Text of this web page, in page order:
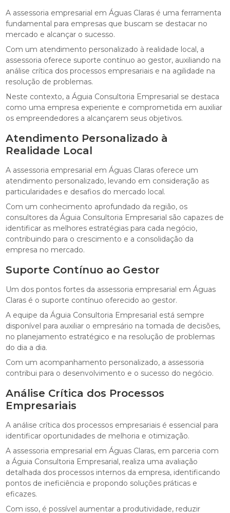
A assessoria empresarial em Águas Claras é uma ferramenta
fundamental para empresas que buscam se destacar no
mercado e alcançar o sucesso.
Com um atendimento personalizado à realidade local, a
assessoria oferece suporte contínuo ao gestor, auxiliando na
análise crítica dos processos empresariais e na agilidade na
resolução de problemas.
Neste contexto, a Águia Consultoria Empresarial se destaca
como uma empresa experiente e comprometida em auxiliar
os empreendedores a alcançarem seus objetivos.
Atendimento Personalizado à
Realidade Local
A assessoria empresarial em Águas Claras oferece um
atendimento personalizado, levando em consideração as
particularidades e desafios do mercado local.
Com um conhecimento aprofundado da região, os
consultores da Águia Consultoria Empresarial são capazes de
identificar as melhores estratégias para cada negócio,
contribuindo para o crescimento e a consolidação da
empresa no mercado.
Suporte Contínuo ao Gestor
Um dos pontos fortes da assessoria empresarial em Águas
Claras é o suporte contínuo oferecido ao gestor.
A equipe da Águia Consultoria Empresarial está sempre
disponível para auxiliar o empresário na tomada de decisões,
no planejamento estratégico e na resolução de problemas
do dia a dia.
Com um acompanhamento personalizado, a assessoria
contribui para o desenvolvimento e o sucesso do negócio.
Análise Crítica dos Processos
Empresariais
A análise crítica dos processos empresariais é essencial para
identificar oportunidades de melhoria e otimização.
A assessoria empresarial em Águas Claras, em parceria com
a Águia Consultoria Empresarial, realiza uma avaliação
detalhada dos processos internos da empresa, identificando
pontos de ineficiência e propondo soluções práticas e
eficazes.
Com isso, é possível aumentar a produtividade, reduzir